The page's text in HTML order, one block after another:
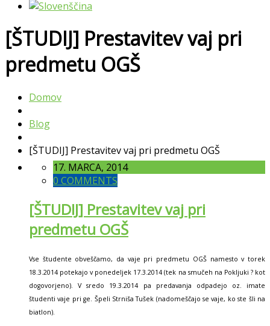
[ŠTUDIJ] Prestavitev vaj pri
predmetu OGŠ
Domov
Blog
[ŠTUDIJ] Prestavitev vaj pri predmetu OGŠ
17. MARCA, 2014
0 COMMENTS
[ŠTUDIJ] Prestavitev vaj pri
predmetu OGŠ
Vse študente obveščamo, da vaje pri predmetu OGŠ namesto v torek
18.3.2014 potekajo v ponedeljek 17.3.2014 (tek na smučeh na Pokljuki ? kot
dogovorjeno). V sredo 19.3.2014 pa predavanja odpadejo oz. imate
študenti vaje pri ge. Špeli Strniša Tušek (nadomeščajo se vaje, ko ste šli na
biatlon).